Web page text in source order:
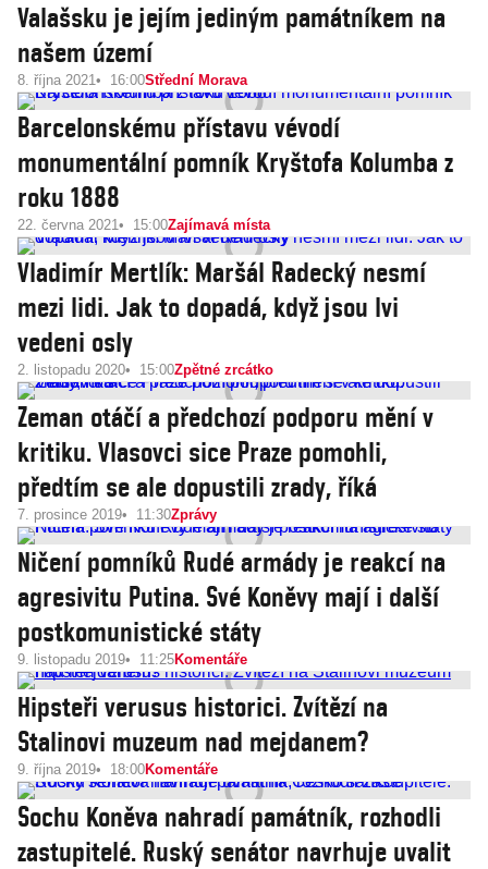
Valašsku je jejím jediným památníkem na
našem území
8. října 2021 16:00Střední Morava
Barcelonskému přístavu vévodí
monumentální pomník Kryštofa Kolumba z
roku 1888
22. června 2021 15:00Zajímavá místa
Vladimír Mertlík: Maršál Radecký nesmí
mezi lidi. Jak to dopadá, když jsou lvi
vedeni osly
2. listopadu 2020 15:00Zpětné zrcátko
Zeman otáčí a předchozí podporu mění v
kritiku. Vlasovci sice Praze pomohli,
předtím se ale dopustili zrady, říká
7. prosince 2019 11:30Zprávy
Ničení pomníků Rudé armády je reakcí na
agresivitu Putina. Své Koněvy mají i další
postkomunistické státy
9. listopadu 2019 11:25Komentáře
Hipsteři verusus historici. Zvítězí na
Stalinovi muzeum nad mejdanem?
9. října 2019 18:00Komentáře
Sochu Koněva nahradí památník, rozhodli
zastupitelé. Ruský senátor navrhuje uvalit